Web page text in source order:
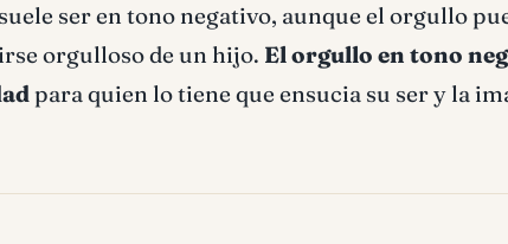
ser en tono negativo, aunque el orgullo
orgulloso de un hijo. El orgullo en tono
para quien lo tiene que ensucia su ser y la